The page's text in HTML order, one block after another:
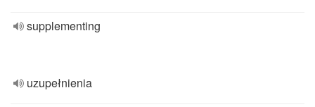
supplementing
uzupełnienia